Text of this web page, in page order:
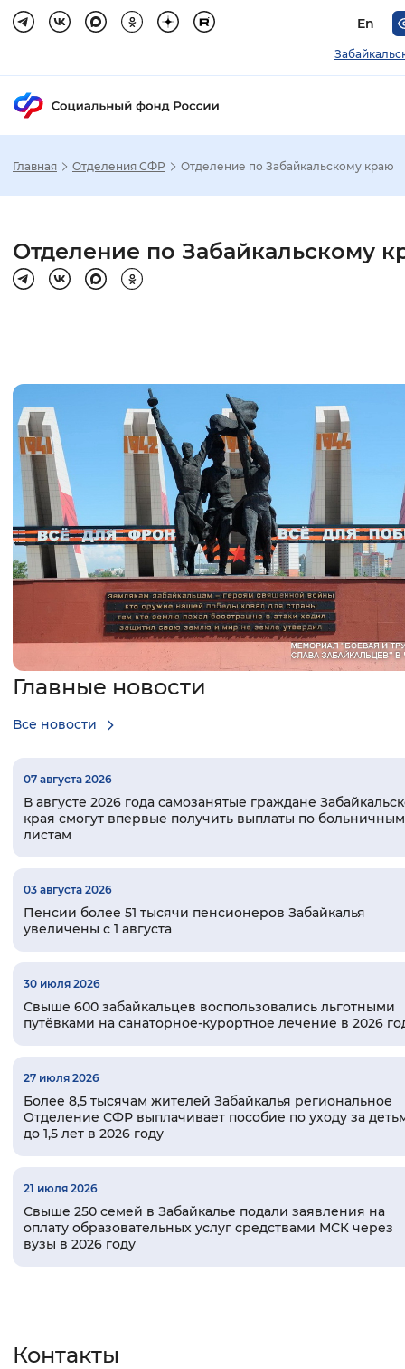
En
Без засечек
Интервал между буквами
Нормальный Увеличенный
Цвет сайта
Монохромный Инверсивный
Синий фон
Изображения
Включены
Главная Отделения СФР Отделение по Забайкальскому краю
Отделение по Забайкальскому
Главные новости
Все новости
07 августа 2026
В августе 2026 года самозанятые граждане
края смогут впервые получить выплаты по больничным
листам
03 августа 2026
Пенсии более 51 тысячи пенсионеров Забайкалья
увеличены с 1 августа
30 июля 2026
Свыше 600 забайкальцев воспользовались льготными
путёвками на санаторное-курортное лечение в 2026
27 июля 2026
Более 8,5 тысячам жителей Забайкалья региональное
Отделение СФР выплачивает пособие по уходу за
до 1,5 лет в 2026 году
21 июля 2026
Свыше 250 семей в Забайкалье подали заявления на
оплату образовательных услуг средствами МСК через
вузы в 2026 году
Контакты